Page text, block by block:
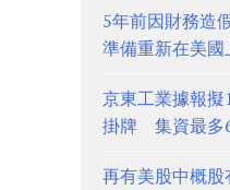
5年前因財務造
準備重新在美國
京東工業據報
掛牌 集資最多
再有美股中概